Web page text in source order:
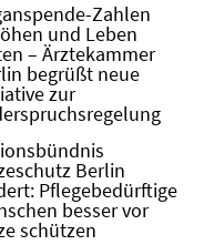
Zahlen
und Leben
– Ärztekammer
begrüßt neue
zur
Berlin
Pflegebedürftige
besser vor
schützen